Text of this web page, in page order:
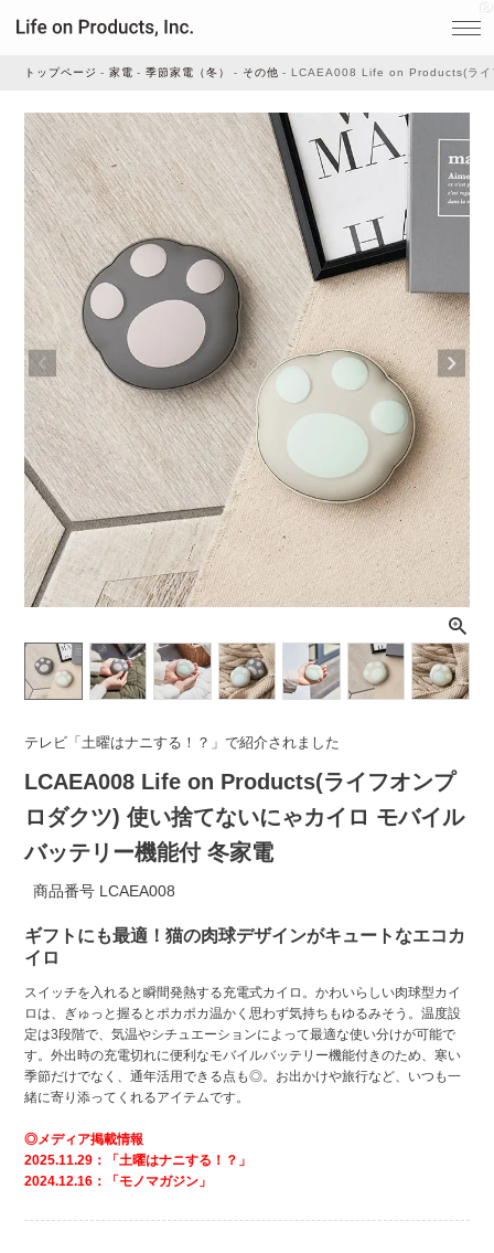
家電
家事・生活雑貨
ルームフレグランス
ビューティー
デジタル雑貨
ライト・シーリングファン
アクセサリー・消耗品
アウトレット
トップページ 家電 季節家電（冬） その他 LCAEA008 Life on Products(ライ
テレビ「土曜はナニする！？」で紹介されました
LCAEA008 Life on Products(ライフオンプ
ロダクツ) 使い捨てないにゃカイロ モバイル
バッテリー機能付 冬家電
商品番号 LCAEA008
ギフトにも最適！猫の肉球デザインがキュートなエコカ
イロ
スイッチを入れると瞬間発熱する充電式カイロ。かわいらしい肉球型カイ
ロは、ぎゅっと握るとポカポカ温かく思わず気持ちもゆるみそう。温度設
定は3段階で、気温やシチュエーションによって最適な使い分けが可能で
す。外出時の充電切れに便利なモバイルバッテリー機能付きのため、寒い
季節だけでなく、通年活用できる点も◎。お出かけや旅行など、いつも一
緒に寄り添ってくれるアイテムです。
◎メディア掲載情報
2025.11.29：「土曜はナニする！？」
2024.12.16：「モノマガジン」